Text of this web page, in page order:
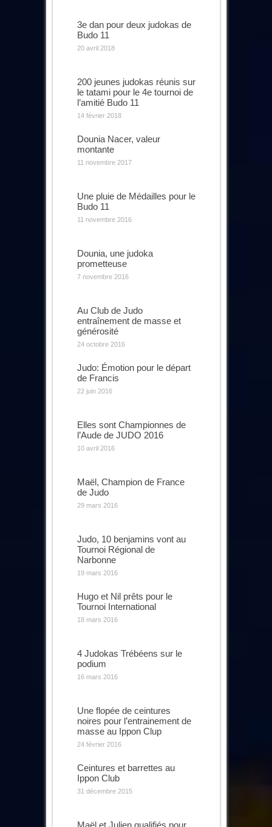
3e dan pour deux judokas de
Budo 11
20 avril 2018
200 jeunes judokas réunis sur
le tatami pour le 4e tournoi de
l’amitié Budo 11
14 février 2018
Dounia Nacer, valeur
montante
11 novembre 2017
Une pluie de Médailles pour le
Budo 11
11 novembre 2016
Dounia, une judoka
prometteuse
7 novembre 2016
Au Club de Judo
entraînement de masse et
générosité
24 octobre 2016
Judo: Émotion pour le départ
de Francis
22 juin 2016
Elles sont Championnes de
l’Aude de JUDO 2016
10 avril 2016
Maël, Champion de France
de Judo
29 mars 2016
Judo, 10 benjamins vont au
Tournoi Régional de
Narbonne
19 mars 2016
Hugo et Nil prêts pour le
Tournoi International
18 mars 2016
4 Judokas Trébéens sur le
podium
16 mars 2016
Une flopée de ceintures
noires pour l’entrainement de
masse au Ippon Clup
24 février 2016
Ceintures et barrettes au
Ippon Club
31 décembre 2015
Maël et Julien qualifiés pour